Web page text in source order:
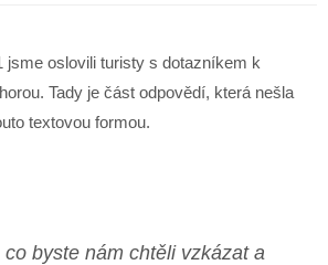
jsme oslovili turisty s dotazníkem k
Tady je část odpovědí, která nešla
textovou formou.
byste nám chtěli vzkázat a